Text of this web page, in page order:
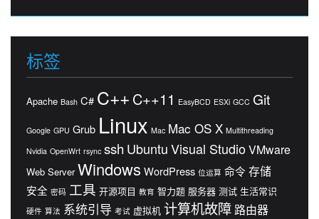
标签
Apache Bash C# C++ C++11 EasyBCD ESXi GCC Git
Google GPU Grub Linux Mac Mac OS X Multithreading
Nvidia OpenWrt rsync ssh UbuntuVisual StudioVMware
Web Server Windows WordPress 位运算 命令 存储
安全 密码 工具 开源项目 教育 智力题 服务器 测试 生活常识
硬件 算法 系统引导 考试 虚拟机 计算机故障 路由器